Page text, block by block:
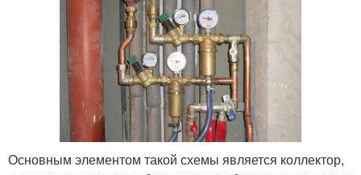
Основным элементом такой схемы является коллектор,